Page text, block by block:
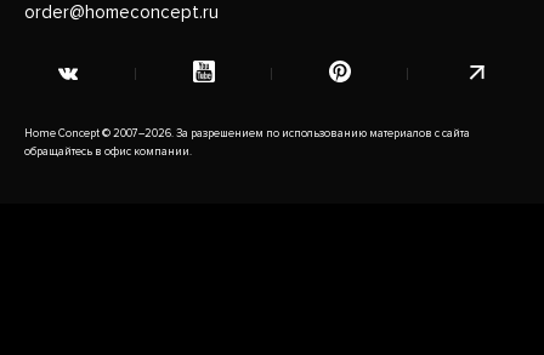
order@homeconcept.ru
Home Concept © 2007–2026. За разрешением по использованию материалов с сайта
обращайтесь в офис компании.